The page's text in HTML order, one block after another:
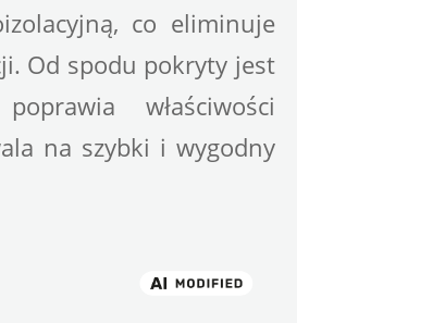
co eliminuje
Od spodu pokryty jest
właściwości
na szybki i wygodny